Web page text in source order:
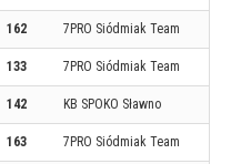
162 7PRO Siódmiak Team
133 7PRO Siódmiak Team
142 KB SPOKO Sławno
163 7PRO Siódmiak Team